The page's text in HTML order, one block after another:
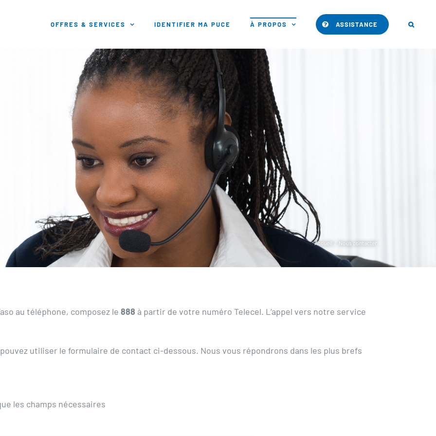
OFFRES & SERVICES IDENTIFIER MA PUCE À PROPOS ASSISTANCE
Accueil Nous contacter
au téléphone, composez le 888 à partir de votre numéro Telecel. L’appel vers notre service
utiliser le formulaire de contact ci-dessous. Nous vous répondrons dans les plus brefs
les champs nécessaires